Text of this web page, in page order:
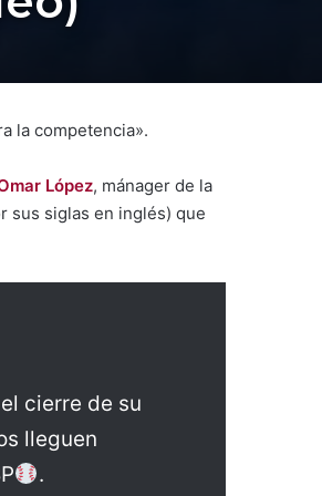
la competencia».
López, mánager de la
sus siglas en inglés) que
cierre de su
lleguen
.